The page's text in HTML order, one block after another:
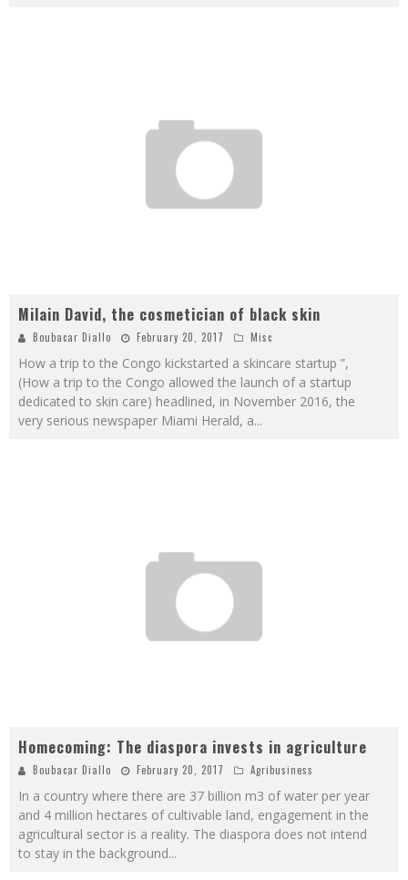
Milain David, the cosmetician of black skin
Boubacar Diallo February 20, 2017 Misc
How a trip to the Congo kickstarted a skincare startup ”,
(How a trip to the Congo allowed the launch of a startup
dedicated to skin care) headlined, in November 2016, the
very serious newspaper Miami Herald, a...
Homecoming: The diaspora invests in agriculture
Boubacar Diallo February 20, 2017 Agribusiness
In a country where there are 37 billion m3 of water per year
and 4 million hectares of cultivable land, engagement in the
agricultural sector is a reality. The diaspora does not intend
to stay in the background...